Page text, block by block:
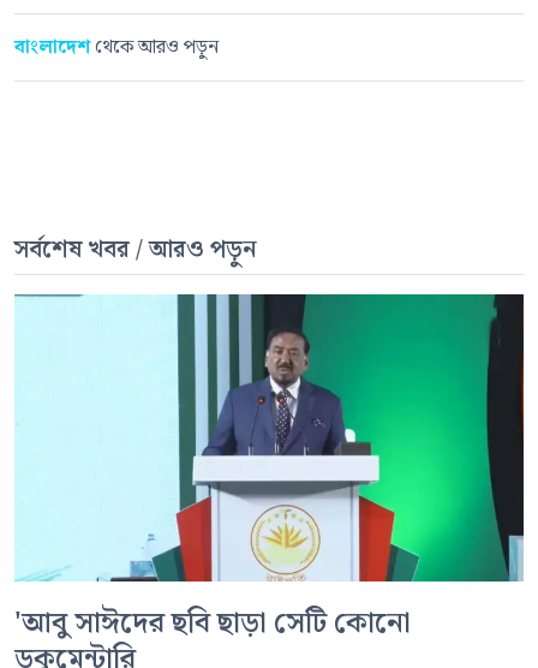
বাংলাদেশথেকে আরও পড়ুন
সর্বশেষ খবর / আরও পড়ুন
'আবু সাঈদের ছবি ছাড়া সেটি কোনো